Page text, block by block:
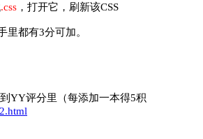
.css ，打开它，刷新该CSS
都有3分可加。
YY评分里（每添加一本得5积